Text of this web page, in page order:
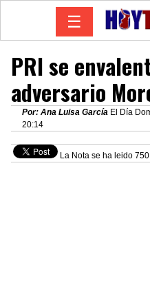
☰
PRI se
adversario
Por: Ana Luisa García El Día
20:14
La Nota se ha leido